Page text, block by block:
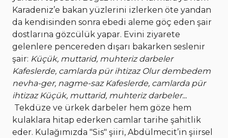
Karadeniz’e bakan yüzlerini izlerken öte yandan
da kendisinden sonra ebedi aleme göç eden şair
dostlarına gözcülük yapar. Evini ziyarete
gelenlere pencereden dışarı bakarken seslenir
şair: Küçük, muttarid, muhteriz darbeler
Kafeslerde, camlarda pür ihtizaz Olur dembedem
nevha-ger, nagme-saz Kafeslerde, camlarda pür
ihtizaz Küçük, muttarid, muhteriz darbeler...
Tekdüze ve ürkek darbeler hem göze hem
kulaklara hitap ederken camlar tarihe şahitlik
eder. Kulağımızda "Sis" şiiri, Abdülmecit’in şiirsel